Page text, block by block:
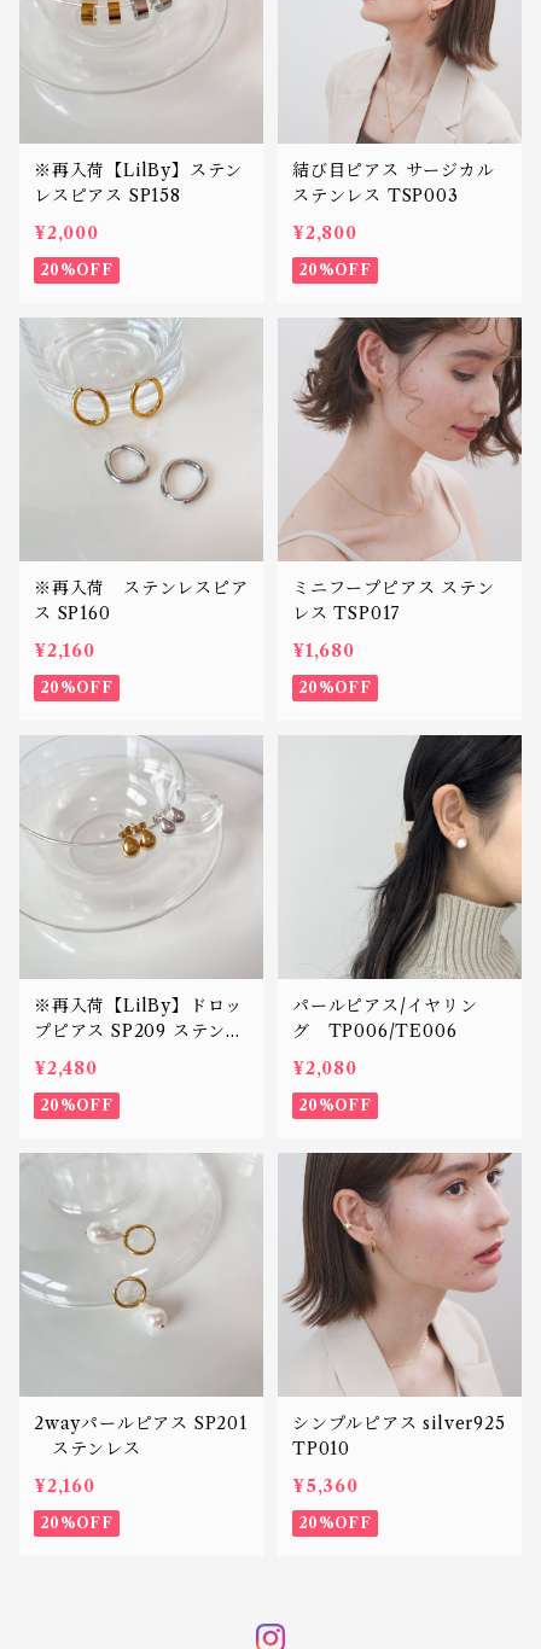
※再入荷【LilBy】ステン
レスピアス SP158
¥2,000
20%OFF
結び目ピアス サージカル
ステンレス TSP003
¥2,800
20%OFF
※再入荷 ステンレスピア
ス SP160
¥2,160
20%OFF
ミニフープピアス ステン
レス TSP017
¥1,680
20%OFF
※再入荷【LilBy】ドロッ
プピアス SP209 ステンレ
ス
¥2,480
20%OFF
パールピアス/イヤリン
グ TP006/TE006
¥2,080
20%OFF
2wayパールピアス SP201
ステンレス
¥2,160
20%OFF
シンプルピアス silver925
TP010
¥5,360
20%OFF